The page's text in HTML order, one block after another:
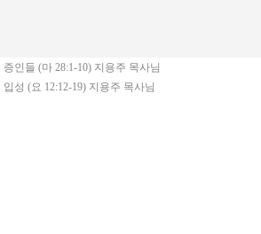
증인들 (마 28:1-10) 지용주 목사님
입성 (요 12:12-19) 지용주 목사님